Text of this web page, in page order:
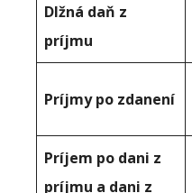
Dlžná daň z
príjmu
Príjmy po zdanení
Príjem po dani z
príjmu a dani z